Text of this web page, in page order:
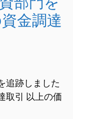
金調達
追跡しました
取引 以上の価